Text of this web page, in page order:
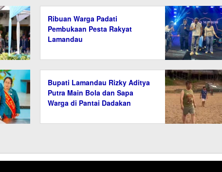
Ribuan Warga Padati
Pembukaan Pesta Rakyat
Lamandau
Bupati Lamandau Rizky Aditya
Putra Main Bola dan Sapa
Warga di Pantai Dadakan